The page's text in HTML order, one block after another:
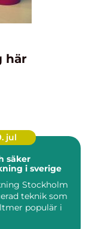
här
jul
säker
i sverige
Stockholm
teknik som
populär i